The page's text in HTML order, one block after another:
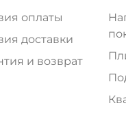
оплаты
доставки
и возврат